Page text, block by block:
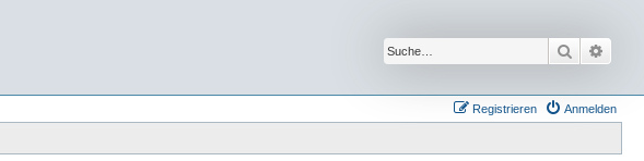
Suche
Anmelden
Registrieren